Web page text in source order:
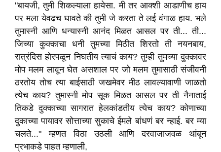
"बायजी, तुमी शिकल्याला हायेसा. मी तर आक्शी आडाणीच हाय
पर मला येवढच घावते की तुमी जे करता ते लई वंगाळ हाय. भले
तुमास्नी आणि धन्यास्नी आनंद मिळत आसल पर ती... ती...
जिच्या कुक्काचा धनी तुमच्या मिठीत शिरतो ती नयनबाय,
रात्रंदिस होरपळून निघतीय त्याचं काय? तुम्ही तुमच्या दुक्कावर
मोप मलम लावून घेत असशाल पर जो मलम तुमासाठी संजीवनी
ठरतोय तोच त्या बाईसाठी जखमेवर मीठ लावल्यावाणी जाळतो
त्येच काय? तुमास्नी मोप सूक मिळत आसल पर ती नैनाताई
तिकडे दुक्काच्या सागरात हेलकांडतीय त्येच काय? कोणाच्या
दुकाच्या पायावर सोत्ताच्या सुकाचे ईमले बांधणं बर न्हाई. बर म्या
चलते..." म्हणत विठा उठली आणि दरवाजाजवळ थांबून
प्रभाकडे पाहत म्हणाली,